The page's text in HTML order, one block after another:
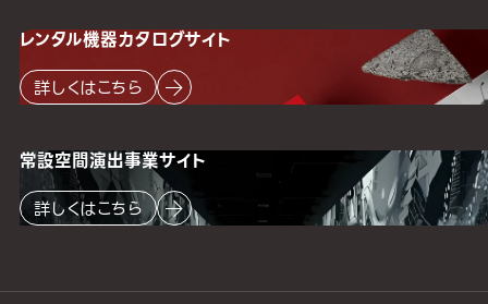
レンタル機器カタログサイト
詳しくはこちら
常設空間演出事業サイト
詳しくはこちら